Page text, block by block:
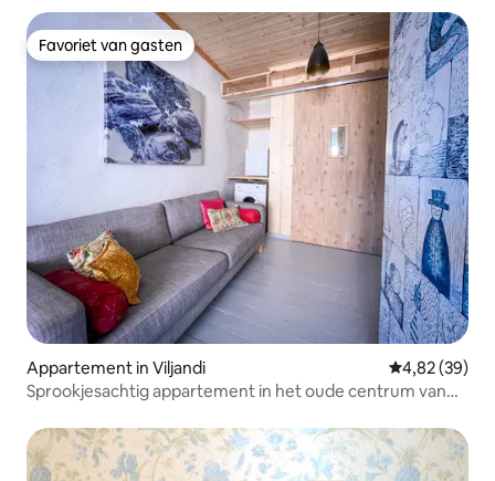
Favoriet van gasten
Favoriet van gasten
Appartement in Viljandi Gemiddelde
4,82 (39)
Sprookjesachtig appartement in het oude centrum van